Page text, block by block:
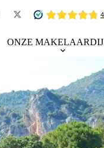
ONZE MAKELAARDIJ